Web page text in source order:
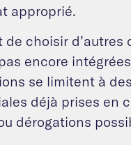
approprié.
choisir d’autres
encore
se limitent à
déjà prises en
dérogations